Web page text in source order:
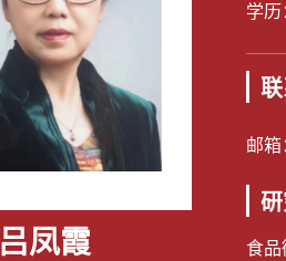
吕凤霞
学历
邮箱
食品